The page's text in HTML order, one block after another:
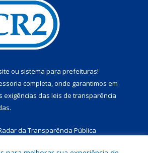
ou sistema para prefeituras!
completa, onde garantimos em
exigências das leis de transparência
da Transparência Pública